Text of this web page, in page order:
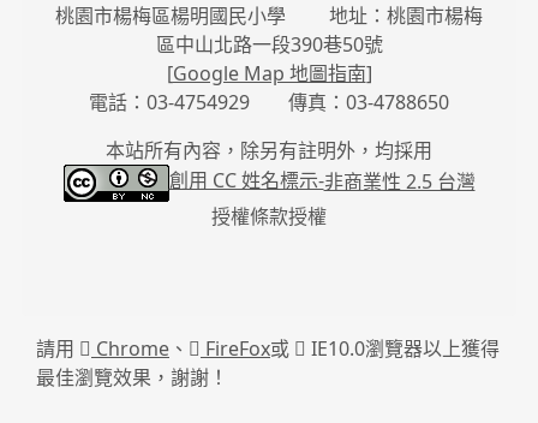
桃園市楊梅區楊明國民小學 地址：桃園市楊梅
區中山北路一段390巷50號
[Google Map 地圖指南]
電話：03-4754929 傳真：03-4788650
本站所有內容，除另有註明外，均採用
創用 CC 姓名標示-非商業性 2.5 台灣
授權條款授權
請用 Chrome 、 FireFox或
IE10.0瀏覽器以上獲得
最佳瀏覽效果，謝謝！